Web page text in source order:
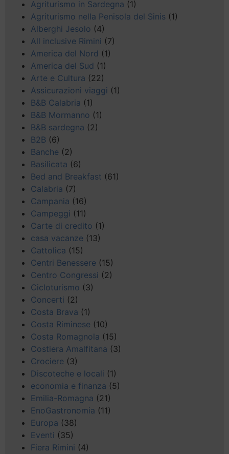
Agriturismo in Sardegna (1)
Agriturismo nella Penisola del Sinis (1)
Alberghi Jesolo (4)
All inclusive Rimini (7)
America del Nord (1)
America del Sud (1)
Arte e Cultura (22)
Assicurazioni viaggi (1)
B&B Calabria (1)
B&B Mormanno (1)
B&B sardegna (2)
B2B (6)
Banche (2)
Basilicata (6)
Bed and Breakfast (61)
Calabria (7)
Campania (16)
Campeggi (11)
Carte di credito (1)
casa vacanze (13)
Cattolica (15)
Centri Benessere (15)
Centro Congressi (2)
Cicloturismo (3)
Concerti (2)
Costa Brava (1)
Costa Riminese (10)
Costa Romagnola (15)
Costiera Amalfitana (3)
Crociere (3)
Discoteche e locali (1)
economia e finanza (5)
Emilia-Romagna (21)
EnoGastronomia (11)
Europa (38)
Eventi (35)
Fiera Rimini (4)